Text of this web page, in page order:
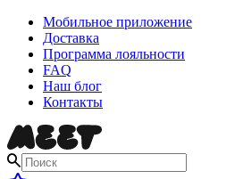
Мобильное приложение
Доставка
Программа лояльности
FAQ
Наш блог
Контакты